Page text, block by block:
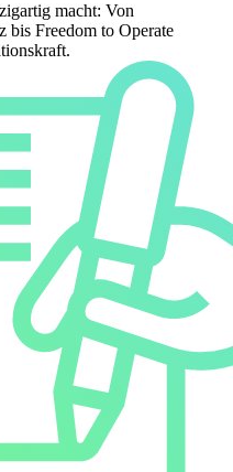
macht: Von
bis Freedom to Operate